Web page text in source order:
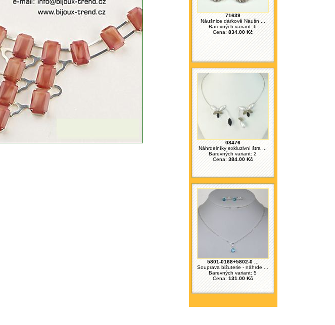
71639
Náušnice dárkově Náušn ...
Barevných variant: 6
Cena: 834.00 Kč
08476
Náhrdelníky exkluzivní štra ...
Barevných variant: 2
Cena: 384.00 Kč
5801-0168+5802-0 ...
Souprava bižuterie - náhrde ...
Barevných variant: 5
Cena: 131.00 Kč